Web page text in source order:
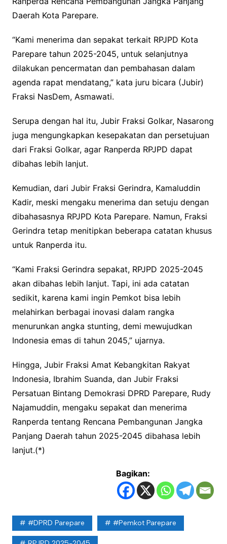
Daerah Kota Parepare.
“Kami menerima dan sepakat terkait RPJPD Kota
Parepare tahun 2025-2045, untuk selanjutnya
dilakukan pencermatan dan pembahasan dalam
agenda rapat mendatang,” kata juru bicara (Jubir)
Fraksi NasDem, Asmawati.
Serupa dengan hal itu, Jubir Fraksi Golkar, Nasarong
juga mengungkapkan kesepakatan dan persetujuan
dari Fraksi Golkar, agar Ranperda RPJPD dapat
dibahas lebih lanjut.
Kemudian, dari Jubir Fraksi Gerindra, Kamaluddin
Kadir, meski mengaku menerima dan setuju dengan
dibahasasnya RPJPD Kota Parepare. Namun, Fraksi
Gerindra tetap menitipkan beberapa catatan khusus
untuk Ranperda itu.
“Kami Fraksi Gerindra sepakat, RPJPD 2025-2045
akan dibahas lebih lanjut. Tapi, ini ada catatan
sedikit, karena kami ingin Pemkot bisa lebih
melahirkan berbagai inovasi dalam rangka
menurunkan angka stunting, demi mewujudkan
Indonesia emas di tahun 2045,” ujarnya.
Hingga, Jubir Fraksi Amat Kebangkitan Rakyat
Indonesia, Ibrahim Suanda, dan Jubir Fraksi
Persatuan Bintang Demokrasi DPRD Parepare, Rudy
Najamuddin, mengaku sepakat dan menerima
Ranperda tentang Rencana Pembangunan Jangka
Panjang Daerah tahun 2025-2045 dibahasa lebih
lanjut.(*)
Bagikan:
#DPRD Parepare #Pemkot Parepare